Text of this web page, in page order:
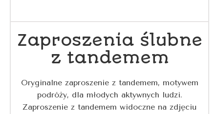
Zaproszenia ślubne
z tandemem
Oryginalne zaproszenie z tandemem, motywem
podróży, dla młodych aktywnych ludzi.
Zaproszenie z tandemem widoczne na zdjęciu